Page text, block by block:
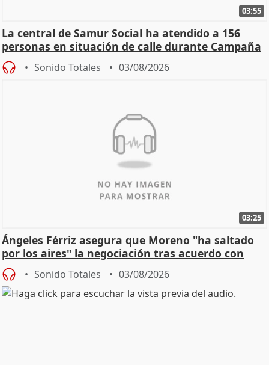
03:55
La central de Samur Social ha atendido a 156
personas en situación de calle durante Campaña
de Calor
Sonido Totales 03/08/2026
03:25
Ángeles Férriz asegura que Moreno "ha saltado
por los aires" la negociación tras acuerdo con
SMA
Sonido Totales 03/08/2026